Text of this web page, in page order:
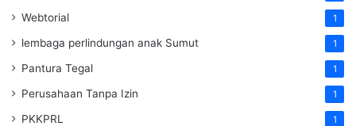
Webtorial 1
lembaga perlindungan anak Sumut 1
Pantura Tegal 1
Perusahaan Tanpa Izin 1
PKKPRL 1